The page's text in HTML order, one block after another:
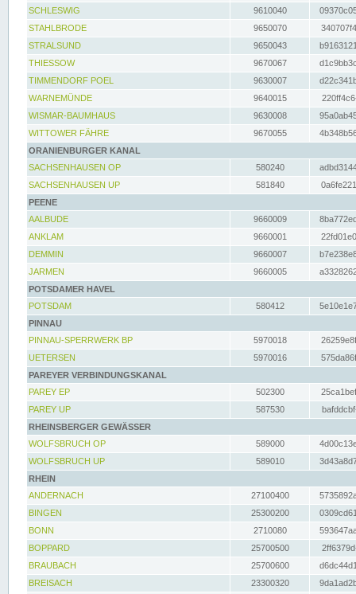
SCHLESWIG
9610040
STAHLBRODE
9650070
STRALSUND
9650043
THIESSOW
9670067
TIMMENDORF POEL
9630007
WARNEMÜNDE
9640015
WISMAR-BAUMHAUS
9630008
WITTOWER FÄHRE
9670055
ORANIENBURGER KANAL
SACHSENHAUSEN OP
580240
SACHSENHAUSEN UP
581840
PEENE
AALBUDE
9660009
ANKLAM
9660001
DEMMIN
9660007
JARMEN
9660005
POTSDAMER HAVEL
POTSDAM
580412
PINNAU
PINNAU-SPERRWERK BP
5970018
UETERSEN
5970016
PAREYER VERBINDUNGSKANAL
PAREY EP
502300
PAREY UP
587530
RHEINSBERGER GEWÄSSER
WOLFSBRUCH OP
589000
WOLFSBRUCH UP
589010
RHEIN
ANDERNACH
27100400
BINGEN
25300200
BONN
2710080
BOPPARD
25700500
BRAUBACH
25700600
BREISACH
23300320